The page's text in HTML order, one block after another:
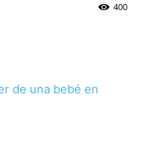
400